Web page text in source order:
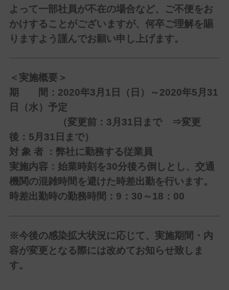
よって一部社員が不在の場合など、ご不便をお
かけすることがございますが、何卒ご理解を賜
りますよう謹んでお願い申し上げます。
＜実施概要＞
期 間：2020年3月1日（日）～2020年5月31
日
（水）予定
（変更前：3月31日まで ⇒変更
後：5月31日まで）
対 象 者 ：弊社に勤務する従業員
実施内容：始業時刻を30分後ろ倒しとし、交通
機関の混雑時間を避けた時差出勤を行います。
時差出勤時の勤務時間：9：30～18：00
※今後の感染拡大状況に応じて、実施期間・内
容が変更となる際には改めてお知らせ致しま
す。